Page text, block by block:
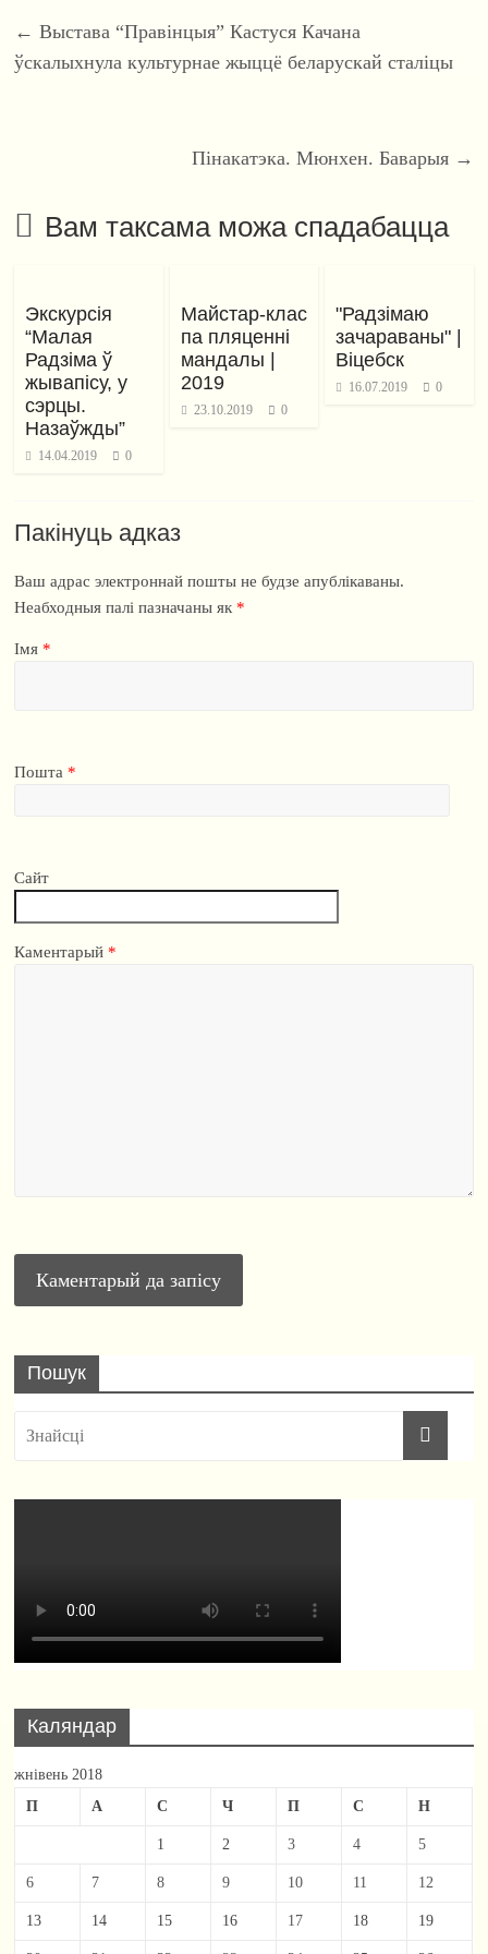
← Выстава “Правiнцыя” Кастуся Качана
ўскалыхнула культурнае жыццё беларускай сталіцы
Пiнакатэка. Мюнхен. Баварыя →
Вам таксама можа спадабацца
Экскурсія
“Малая
Радзiма ў
жывапiсу, у
сэрцы.
Назаўжды”
14.04.2019 0
Майстар-клас
па пляценні
мандалы |
2019
23.10.2019 0
"Радзімаю
зачараваны" |
Віцебск
16.07.2019 0
Пакінуць адказ
Ваш адрас электроннай пошты не будзе апублікаваны.
Неабходныя палі пазначаны як *
Імя *
Пошта *
Сайт
Каментарый *
Пошук
Каляндар
жнівень 2018
П
А С Ч П С Н
1 2 3 4 5
6 7 8 9 10 11 12
13 14 15 16 17 18 19